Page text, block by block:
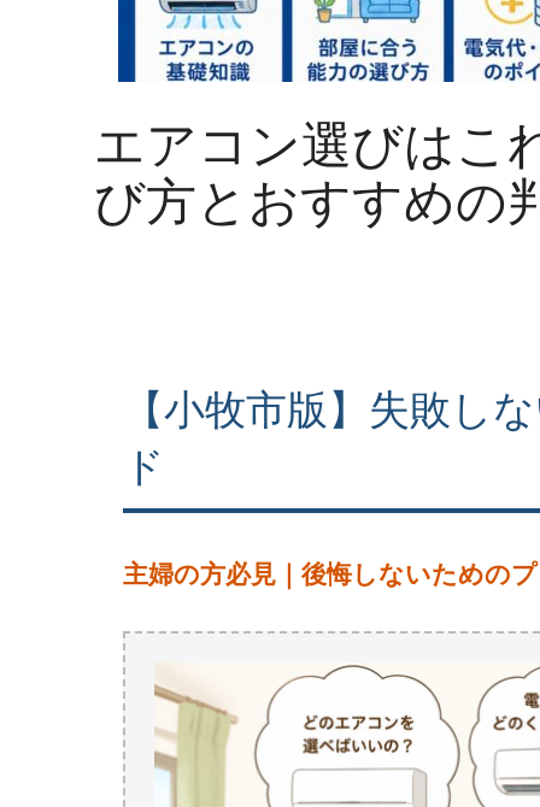
エアコン選びはこ
び方とおすすめの
【小牧市版】失敗し
ド
主婦の方必見｜後悔しないための